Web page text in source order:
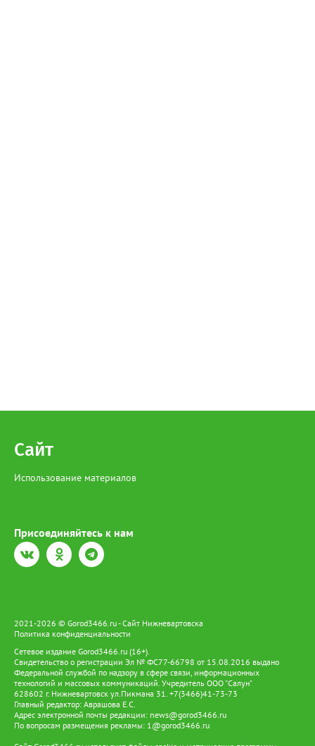
Сайт
Использование материалов
Присоединяйтесь к нам
2021-2026 © Gorod3466.ru - Сайт Нижневартовска
Политика конфиденциальности
Сетевое издание Gorod3466.ru (16+).
Свидетельство о регистрации Эл № ФС77-66798 от 15.08.2016 выдано
Федеральной службой по надзору в сфере связи, информационных
технологий и массовых коммуникаций. Учредитель ООО "Салун"
628602 г. Нижневартовск ул.Пикмана 31. +7(3466)41-73-73
Главный редактор: Аврашова Е.С.
Адрес электронной почты редакции: news@gorod3466.ru
По вопросам размещения рекламы: 1@gorod3466.ru